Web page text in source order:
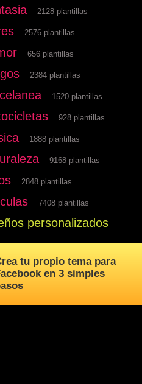
2128 plantillas
2576 plantillas
656 plantillas
2384 plantillas
1520 plantillas
928 plantillas
1888 plantillas
9168 plantillas
2848 plantillas
7408 plantillas
personalizados
tu propio tema para
en 3 simples